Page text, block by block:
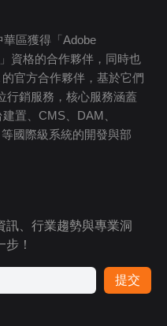
區獲得「Adobe
資格的合作夥伴，同時也
官方合作夥伴，基於它們
行銷服務，核心服務涵蓋
置、CMS、DAM、
國際級系統的開發與部
訊、行業趨勢與專業洞
！
提交